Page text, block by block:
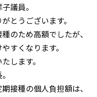
員。
うございます。
のため高額でしたが、
すくなります。
します。
種の個人負担額は、